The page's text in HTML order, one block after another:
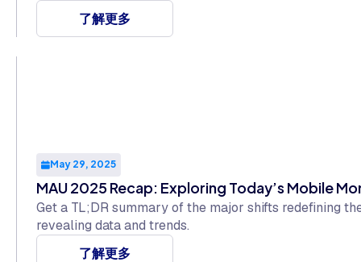
了解更多
May 29, 2025
MAU 2025 Recap: Exploring Today’s Mobile
Get a TL;DR summary of the major shifts redefining
revealing data and trends.
了解更多